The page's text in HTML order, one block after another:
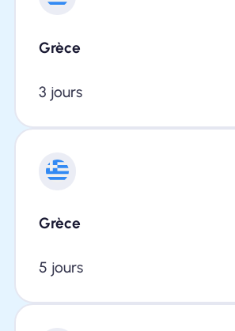
Grèce
3 jours
Grèce
5 jours